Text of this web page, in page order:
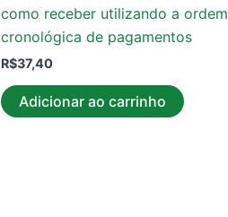
como receber utilizando a ordem
cronológica de pagamentos
R$37,40
Adicionar ao carrinho